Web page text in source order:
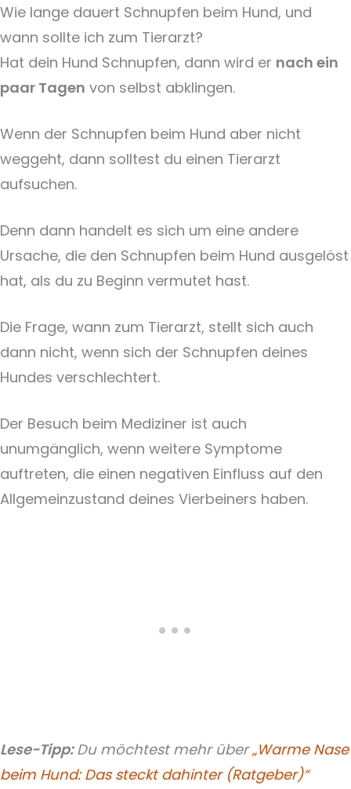
Wie lange dauert Schnupfen beim Hund, und
wann sollte ich zum Tierarzt?
Hat dein Hund Schnupfen, dann wird er nach ein
paar Tagen von selbst abklingen.
Wenn der Schnupfen beim Hund aber nicht
weggeht, dann solltest du einen Tierarzt
aufsuchen.
Denn dann handelt es sich um eine andere
Ursache, die den Schnupfen beim Hund ausgelöst
hat, als du zu Beginn vermutet hast.
Die Frage, wann zum Tierarzt, stellt sich auch
dann nicht, wenn sich der Schnupfen deines
Hundes verschlechtert.
Der Besuch beim Mediziner ist auch
unumgänglich, wenn weitere Symptome
auftreten, die einen negativen Einfluss auf den
Allgemeinzustand deines Vierbeiners haben.
Lese-Tipp:Du möchtest mehr über„Warme Nase
beim Hund: Das steckt dahinter (Ratgeber)“